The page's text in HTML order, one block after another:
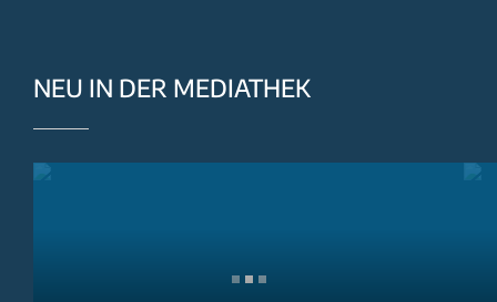
NEU IN DER MEDIATHEK